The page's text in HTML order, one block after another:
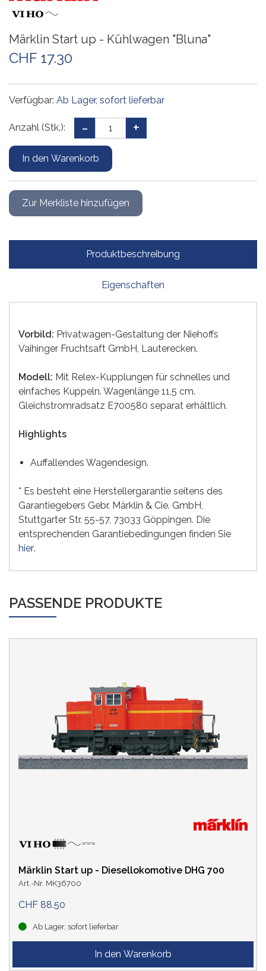
Märklin Start up - Kühlwagen "Bluna"
CHF 17.30
Verfügbar: Ab Lager, sofort lieferbar
Anzahl (Stk.):
Produktbeschreibung
Eigenschaften
Vorbild: Privatwagen-Gestaltung der Niehoffs
Vaihinger Fruchtsaft GmbH, Lauterecken.
Modell: Mit Relex-Kupplungen für schnelles und
einfaches Kuppeln. Wagenlänge 11,5 cm.
Gleichstromradsatz E700580 separat erhältlich.
Highlights
Auffallendes Wagendesign.
* Es besteht eine Herstellergarantie seitens des
Garantiegebers Gebr. Märklin & Cie. GmbH,
Stuttgarter Str. 55-57, 73033 Göppingen. Die
entsprechenden Garantiebedingungen finden Sie
hier.
PASSENDE PRODUKTE
Märklin Start up - Diesellokomotive DHG 700
Art.-Nr. MK36700
CHF 88.50
Ab Lager, sofort lieferbar